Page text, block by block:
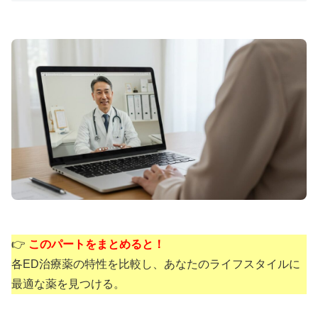
👉 このパートをまとめると！
各ED治療薬の特性を比較し、あなたのライフスタイルに
最適な薬を見つける。